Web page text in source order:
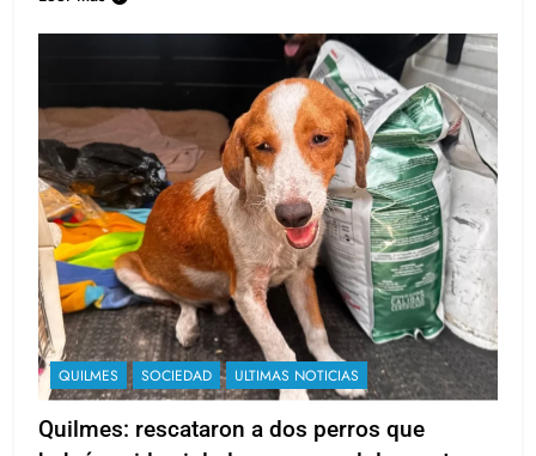
QUILMES SOCIEDAD ULTIMAS NOTICIAS
Quilmes: rescataron a dos perros que